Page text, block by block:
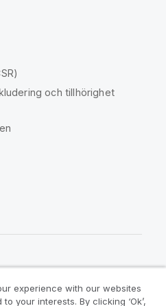
och tillhörighet
experience with our websites
your interests. By clicking ‘Ok’,